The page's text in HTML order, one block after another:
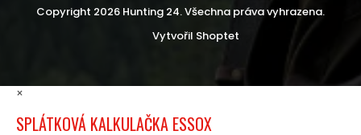
Vytvořil Shoptet
Copyright 2026 Hunting 24. Všechna práva vyhrazena.
×
SPLÁTKOVÁ KALKULAČKA ESSOX